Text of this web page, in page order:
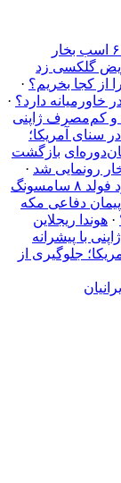
بازگشت سوپر بی: دوج چارجر جدید با قدرت ۶۰۰ اسب بخار
گلکسی زد
·
خاورمیانه دارد؟ ·
سرسخت و کم‌مصرف ژاپنی
سنای آمریکا؛
بازگشت
·
کاهش شدید تخفیف‌ ها و طرح تعویض گلکسی زد فولد ۸ سامسونگ
پیمان دفاعی مکه
· هوندا ریجلاین
با پیشرانه
جلوگیری از